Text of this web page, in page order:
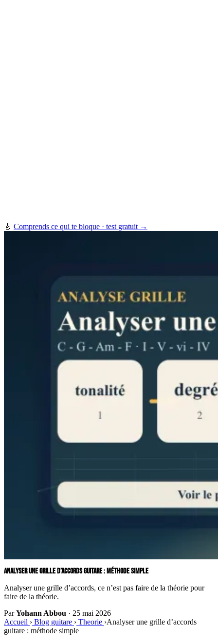
🎸 Comprends ce qui te bloque · test gratuit →
ANALYSER UNE GRILLE D’ACCORDS GUITARE : MÉTHODE SIMPLE
Analyser une grille d’accords, ce n’est pas faire de la théorie pour
faire de la théorie.
ParYohann Abbou · 25 mai 2026
Accueil › Blog guitare › Theorie ›Analyser une grille d’accords
guitare : méthode simple